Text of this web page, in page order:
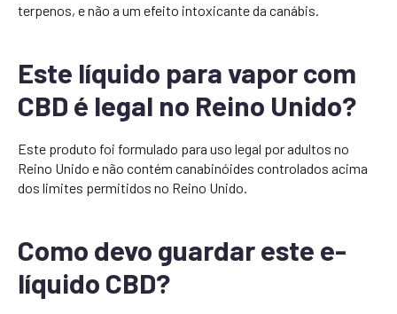
terpenos, e não a um efeito intoxicante da canábis.
Este líquido para vapor com
CBD é legal no Reino Unido?
Este produto foi formulado para uso legal por adultos no
Reino Unido e não contém canabinóides controlados acima
dos limites permitidos no Reino Unido.
Como devo guardar este e-
líquido CBD?